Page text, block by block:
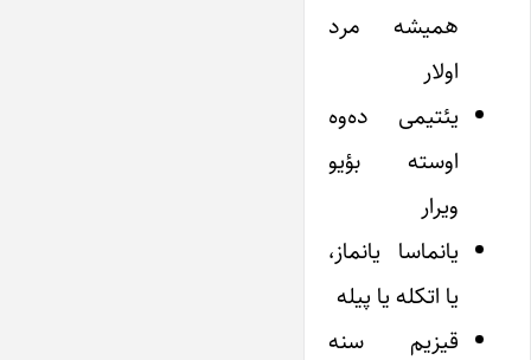
همیشه مرد
اولار
یئتیمی ده‌وه
اوسته بؤیو
ویرار
یانماسا یانماز،
یا اتکله یا پیله
قیزیم سنه